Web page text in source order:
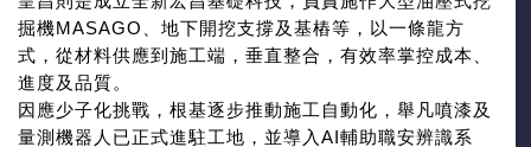
掘機MASAGO、地下開挖支撐及基樁等，以一條龍方
式，從材料供應到施工端，垂直整合，有效率掌控成本、
進度及品質。
因應少子化挑戰，根基逐步推動施工自動化，舉凡噴漆及
量測機器人已正式進駐工地，並導入AI輔助職安辨識系